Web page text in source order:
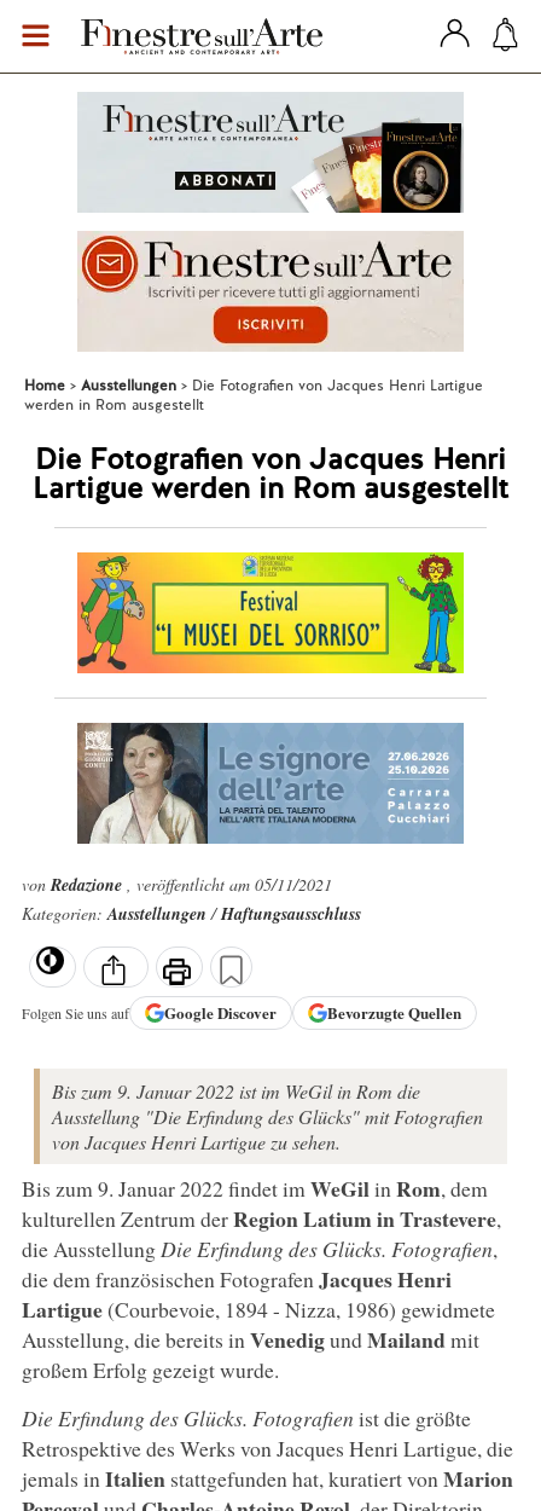
Home Ausstellungen
Die Fotografien von Jacques Henri Lartigue
werden in Rom ausgestellt
Die Fotografien von Jacques Henri
Lartigue werden in Rom ausgestellt
vonRedazione , veröffentlicht am 05/11/2021
Kategorien:Ausstellungen/Haftungsausschluss
Folgen Sie uns auf GoogleDiscover Bevorzugte Quellen
Bis zum 9. Januar 2022 ist im WeGil in Rom die
Ausstellung "Die Erfindung des Glücks" mit Fotografien
von Jacques Henri Lartigue zu sehen.
Bis zum 9. Januar 2022 findet im WeGilin Rom, dem
kulturellen Zentrum derRegion Latium in Trastevere,
die Ausstellung Die Erfindung des Glücks. Fotografien,
die dem französischen Fotografen Jacques Henri
Lartigue(Courbevoie, 1894 - Nizza, 1986) gewidmete
Ausstellung, die bereits in VenedigundMailandmit
großem Erfolg gezeigt wurde.
Die Erfindung des Glücks. Fotografien ist die größte
Retrospektive des Werks von Jacques Henri Lartigue, die
jemals in Italien stattgefunden hat, kuratiert von Marion